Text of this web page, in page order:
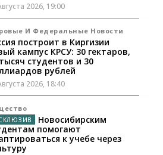
2026, 19:00
И Федеральные Новости
построит в Киргизии
кампус КРСУ: 30 гектаров,
студентов и 30
рублей
2026, 18:40
Новосибирским
помогают
к учебе через